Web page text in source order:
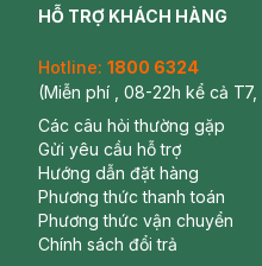
Xuất xứ thương hiệu
Thương hiệu:Gillette
HỖ TRỢ KHÁCH HÀNG
Hotline: 1800 6324
(Miễn phí , 08-22h kể cả T7,
Các câu hỏi thường gặp
Gửi yêu cầu hỗ trợ
Hướng dẫn đặt hàng
Phương thức thanh toán
Phương thức vận chuyển
Chính sách đổi trả